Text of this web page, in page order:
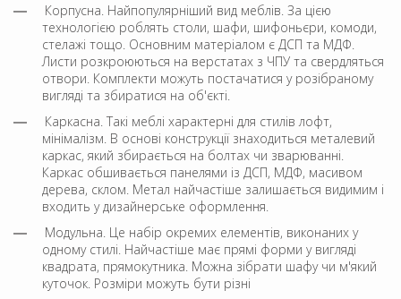
Корпусна. Найпопулярніший вид меблів. За цією
технологією роблять столи, шафи, шифоньєри, комоди,
стелажі тощо. Основним матеріалом є ДСП та МДФ.
Листи розкроюються на верстатах з ЧПУ та свердляться
отвори. Комплекти можуть постачатися у розібраному
вигляді та збиратися на об'єкті.
Каркасна. Такі меблі характерні для стилів лофт,
мінімалізм. В основі конструкції знаходиться металевий
каркас, який збирається на болтах чи зварюванні.
Каркас обшивається панелями із ДСП, МДФ, масивом
дерева, склом. Метал найчастіше залишається видимим і
входить у дизайнерське оформлення.
Модульна. Це набір окремих елементів, виконаних у
одному стилі. Найчастіше має прямі форми у вигляді
квадрата, прямокутника. Можна зібрати шафу чи м'який
куточок. Розміри можуть бути різні